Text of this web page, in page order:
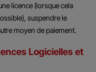
licence (lorsque cela
suspendre le
moyen de paiement.
Logicielles et